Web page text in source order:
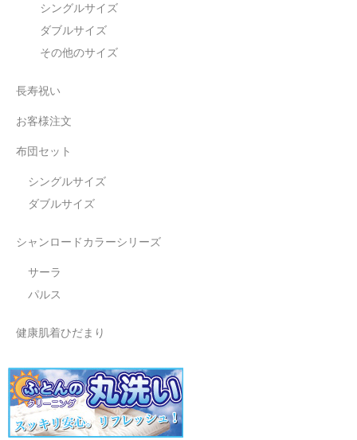
シングルサイズ
ダブルサイズ
その他のサイズ
長寿祝い
お客様注文
布団セット
シングルサイズ
ダブルサイズ
シャンロードカラーシリーズ
サーラ
パルス
健康肌着ひだまり